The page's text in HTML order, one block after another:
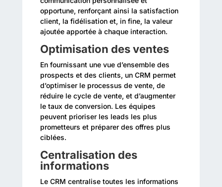
opportune, renforçant ainsi la satisfaction
client, la fidélisation et, in fine, la valeur
ajoutée apportée à chaque interaction.
Optimisation des ventes
En fournissant une vue d’ensemble des
prospects et des clients, un CRM permet
d’optimiser le processus de vente, de
réduire le cycle de vente, et d’augmenter
le taux de conversion. Les équipes
peuvent prioriser les leads les plus
prometteurs et préparer des offres plus
ciblées.
Centralisation des
informations
Le CRM centralise toutes les informations